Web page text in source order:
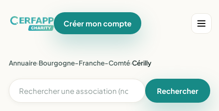
Créer mon compte
Annuaire›Bourgogne-Franche-Comté›Cérilly
Rechercher